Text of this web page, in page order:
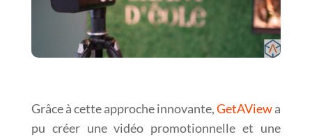
Grâce à cette approche innovante,GetAViewa
pu créer une vidéo promotionnelle et une